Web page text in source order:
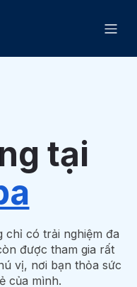
tại
chỉ có trải nghiệm đa
được tham gia rất
vị, nơi bạn thỏa sức
của mình.